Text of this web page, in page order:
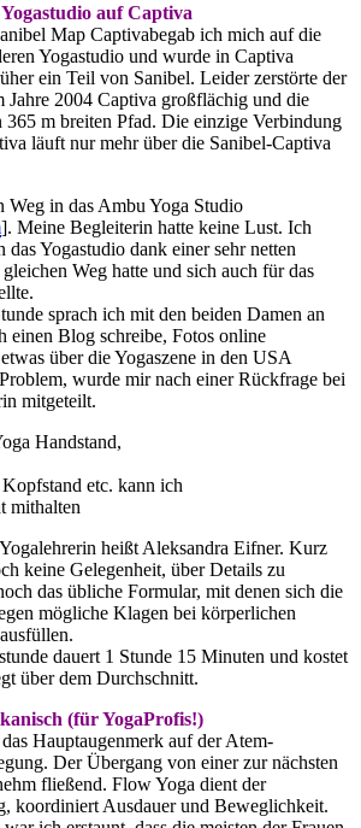
auf Captiva
begab ich mich auf die
Yogastudio und wurde in Captiva
ein Teil von Sanibel. Leider zerstörte der
Jahre 2004 Captiva großflächig und die
365 m breiten Pfad. Die einzige Verbindung
läuft nur mehr über die Sanibel-Captiva
Weg in das Ambu Yoga Studio
]. Meine Begleiterin hatte keine Lust. Ich
Yogastudio dank einer sehr netten
Weg hatte und sich auch für das
sprach ich mit den beiden Damen an
einen Blog schreibe, Fotos online
über die Yogaszene in den USA
wurde mir nach einer Rückfrage bei
mitgeteilt.
etc. kann ich
mithalten
heißt Aleksandra Eifner. Kurz
keine Gelegenheit, über Details zu
das übliche Formular, mit denen sich die
mögliche Klagen bei körperlichen
dauert 1 Stunde 15 Minuten und kostet
über dem Durchschnitt.
(für YogaProfis!)
Hauptaugenmerk auf der Atem-
Der Übergang von einer zur nächsten
fließend. Flow Yoga dient der
koordiniert Ausdauer und Beweglichkeit.